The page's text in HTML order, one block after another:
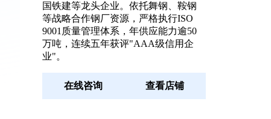
国铁建等龙头企业。依托舞钢、鞍钢
等战略合作钢厂资源，严格执行ISO
9001质量管理体系，年供应能力逾50
万吨，连续五年获评"AAA级信用企
业"。
在线咨询 查看店铺